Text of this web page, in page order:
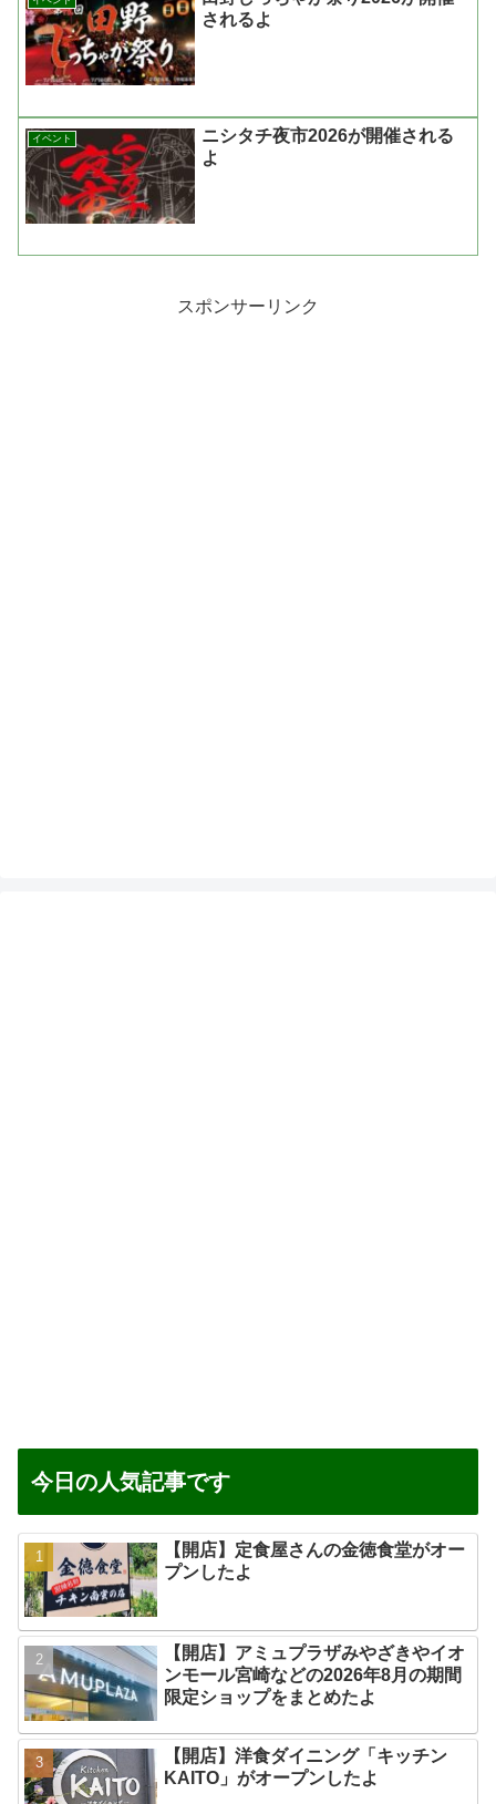
されるよ
イベント
ニシタチ夜市2026が開催される
よ
スポンサーリンク
今日の人気記事です
【開店】定食屋さんの金徳食堂がオー
プンしたよ
【開店】アミュプラザみやざきやイオ
ンモール宮崎などの2026年8月の期間
限定ショップをまとめたよ
【開店】洋食ダイニング「キッチン
KAITO」がオープンしたよ